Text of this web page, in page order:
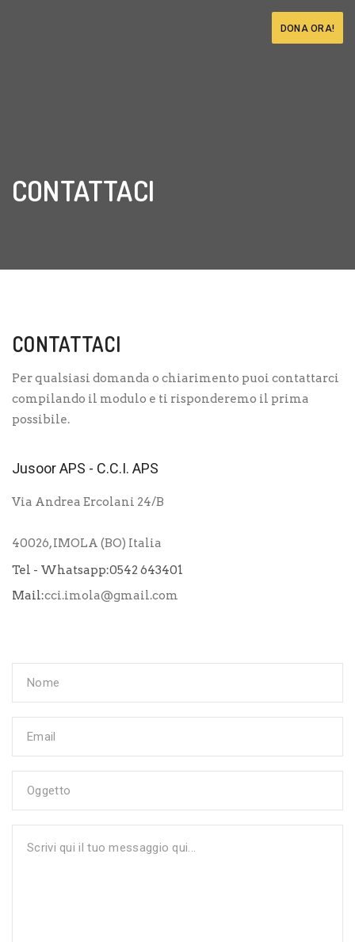
DONA ORA!
CONTATTACI
CONTATTACI
Per qualsiasi domanda o chiarimento puoi contattarci
compilando il modulo e ti risponderemo il prima
possibile.
Jusoor APS - C.C.I. APS
Via Andrea Ercolani 24/B
40026, IMOLA (BO) Italia
Tel - Whatsapp:0542 643401
Mail:cci.imola@gmail.com